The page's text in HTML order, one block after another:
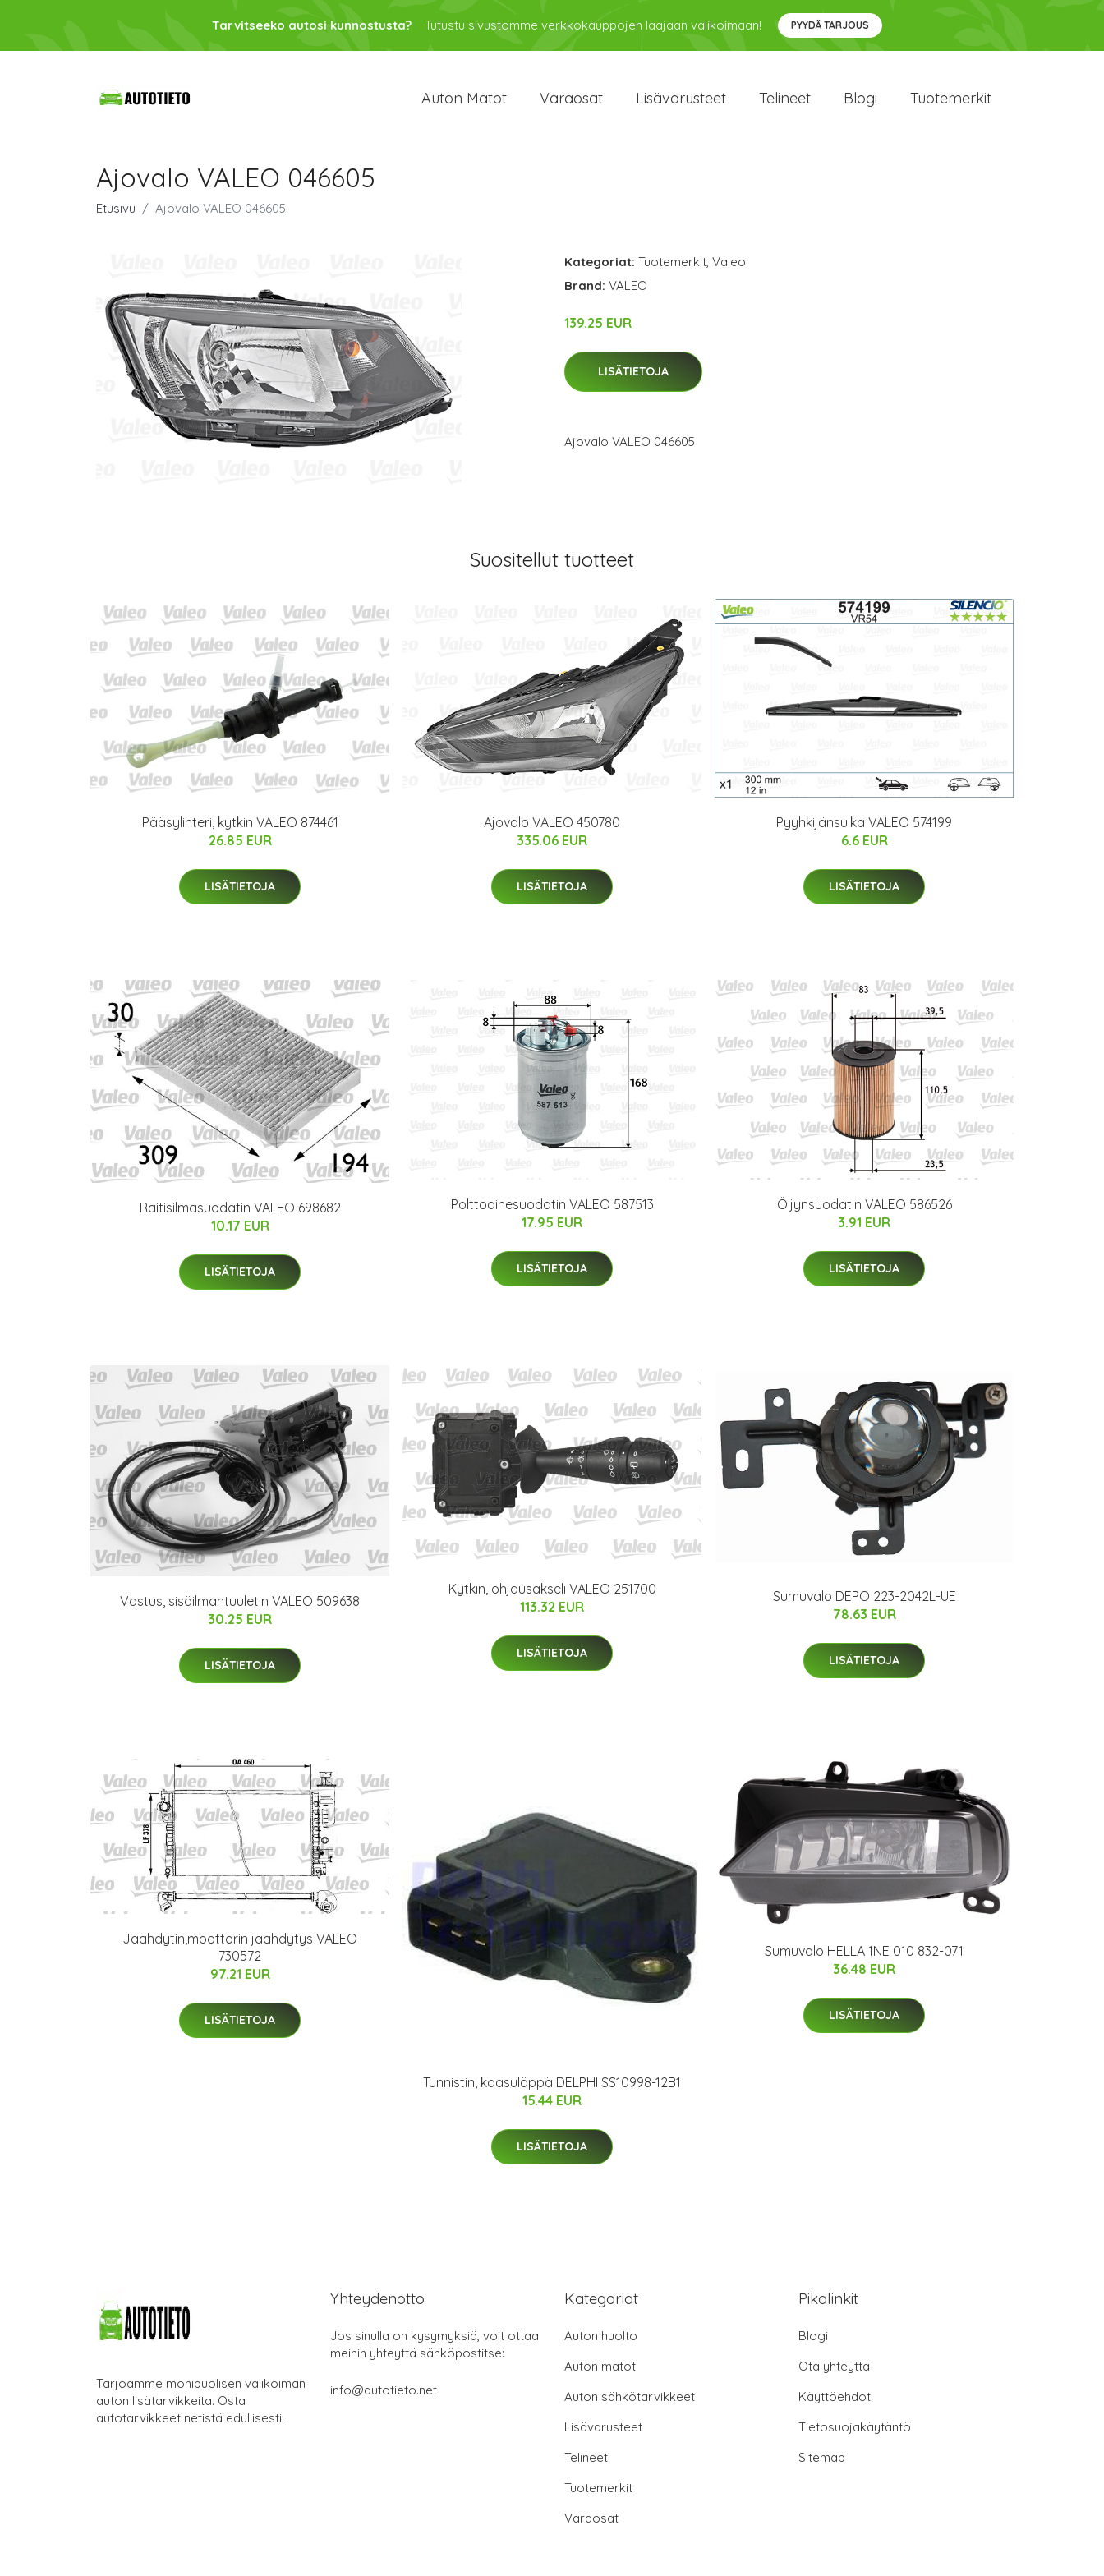
Tarvitseeko autosi kunnostusta? Tutustu sivustomme verkkokauppojen laajaan valikoimaan! PYYDÄ TARJOUS
Auton Matot Varaosat Lisävarusteet Telineet Blogi Tuotemerkit
Ajovalo VALEO 046605
Etusivu Ajovalo VALEO 046605
Kategoriat: Tuotemerkit, Valeo
Brand: VALEO
139.25 EUR
LISÄTIETOJA
Ajovalo VALEO 046605
Suositellut tuotteet
Pääsylinteri, kytkin VALEO 874461
26.85 EUR
LISÄTIETOJA
Ajovalo VALEO 450780
335.06 EUR
LISÄTIETOJA
Pyyhkijänsulka VALEO 574199
6.6 EUR
LISÄTIETOJA
Raitisilmasuodatin VALEO 698682
10.17 EUR
LISÄTIETOJA
Polttoainesuodatin VALEO 587513
17.95 EUR
LISÄTIETOJA
Öljynsuodatin VALEO 586526
3.91 EUR
LISÄTIETOJA
Vastus, sisäilmantuuletin VALEO 509638
30.25 EUR
LISÄTIETOJA
Kytkin, ohjausakseli VALEO 251700
113.32 EUR
LISÄTIETOJA
Sumuvalo DEPO 223-2042L-UE
78.63 EUR
LISÄTIETOJA
Jäähdytin,moottorin jäähdytys VALEO
730572
97.21 EUR
LISÄTIETOJA
Tunnistin, kaasuläppä DELPHI SS10998-12B1
15.44 EUR
LISÄTIETOJA
Sumuvalo HELLA 1NE 010 832-071
36.48 EUR
LISÄTIETOJA
Tarjoamme monipuolisen valikoiman
auton lisätarvikkeita. Osta
autotarvikkeet netistä edullisesti.
Yhteydenotto
Jos sinulla on kysymyksiä, voit ottaa
meihin yhteyttä sähköpostitse:
info@autotieto.net
Kategoriat
Auton huolto
Auton matot
Auton sähkötarvikkeet
Lisävarusteet
Telineet
Tuotemerkit
Varaosat
Pikalinkit
Blogi
Ota yhteyttä
Käyttöehdot
Tietosuojakäytäntö
Sitemap